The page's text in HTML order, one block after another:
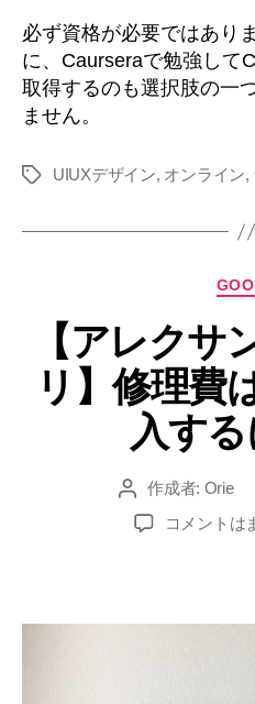
必ず資格が必要ではあり
に、Caurseraで勉強して
取得するのも選択肢の一
ません。
タ
UIUXデザイン, オンライン,
リ
【アレクサ
リ】修理費
入す
投
稿
者
作成者: Orie
【ア
ル
コメントは